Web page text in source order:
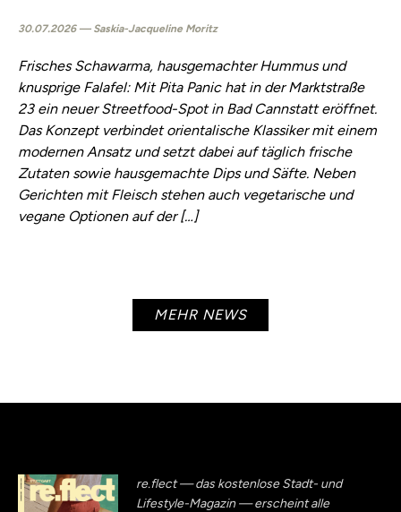
30.07.2026 — Saskia-Jacqueline Moritz
Frisches Schawarma, hausgemachter Hummus und
knusprige Falafel: Mit Pita Panic hat in der Marktstraße
23 ein neuer Streetfood-Spot in Bad Cannstatt eröffnet.
Das Konzept verbindet orientalische Klassiker mit einem
modernen Ansatz und setzt dabei auf täglich frische
Zutaten sowie hausgemachte Dips und Säfte. Neben
Gerichten mit Fleisch stehen auch vegetarische und
vegane Optionen auf der […]
MEHR NEWS
re.flect — das kostenlose Stadt- und
Lifestyle-Magazin — erscheint alle